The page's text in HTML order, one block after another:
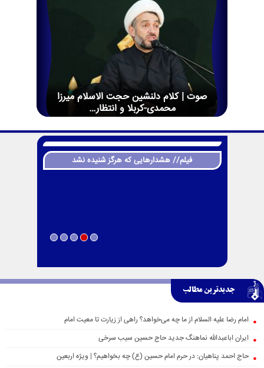
صوت | کلام دلنشین حجت الاسلام میرزا
محمدی-کربلا و انتظار…
فیلم// هشدارهایی که هرگز شنیده نشد
جدیدترین مطالب
امام رضا علیه السلام از ما چه می‌خواهد؟ راهی از زیارت تا معیت امام
ایران اباعبدالله نماهنگ جدید حاج حسین سیب سرخی
حاج احمد پناهیان: در حرم امام حسین (ع) چه بخواهیم؟ | ویژه اربعین